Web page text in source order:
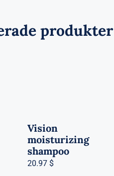
produkter
Vision
moisturizing
shampoo
20.97 $